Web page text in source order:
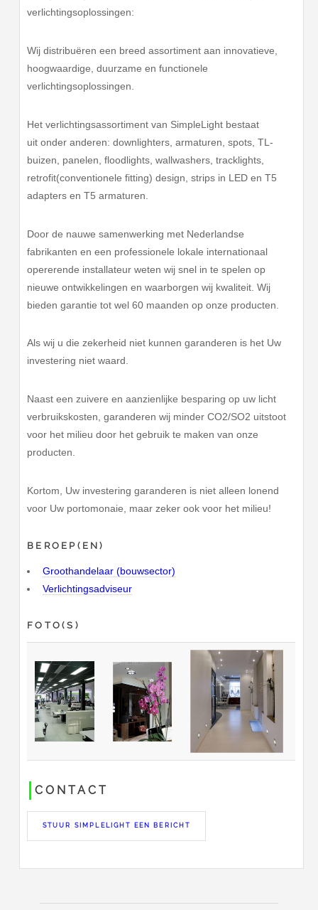
verlichtingsoplossingen:
Wij distribuëren een breed assortiment aan innovatieve,
hoogwaardige, duurzame en functionele
verlichtingsoplossingen.
Het verlichtingsassortiment van SimpleLight bestaat
uit onder anderen: downlighters, armaturen, spots, TL-
buizen, panelen, floodlights, wallwashers, tracklights,
retrofit(conventionele fitting) design, strips in LED en T5
adapters en T5 armaturen.
Door de nauwe samenwerking met Nederlandse
fabrikanten en een professionele lokale internationaal
opererende installateur weten wij snel in te spelen op
nieuwe ontwikkelingen en waarborgen wij kwaliteit. Wij
bieden garantie tot wel 60 maanden op onze producten.
Als wij u die zekerheid niet kunnen garanderen is het Uw
investering niet waard.
Naast een zuivere en aanzienlijke besparing op uw licht
verbruikskosten, garanderen wij minder CO2/SO2 uitstoot
voor het milieu door het gebruik te maken van onze
producten.
Kortom, Uw investering garanderen is niet alleen lonend
voor Uw portomonaie, maar zeker ook voor het milieu!
BEROEP(EN)
Groothandelaar (bouwsector)
Verlichtingsadviseur
FOTO(S)
CONTACT
STUUR SIMPLELIGHT EEN BERICHT